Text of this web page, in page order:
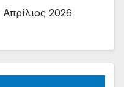
2026